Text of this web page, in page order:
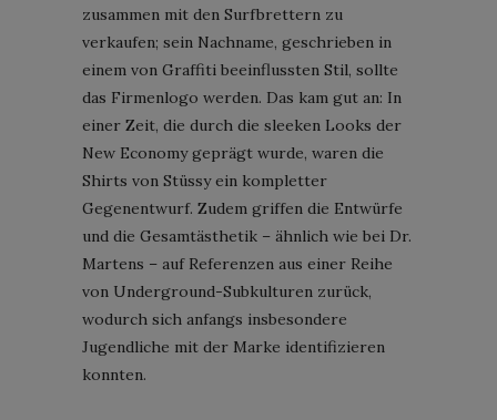
zusammen mit den Surfbrettern zu
verkaufen; sein Nachname, geschrieben in
einem von Graffiti beeinflussten Stil, sollte
das Firmenlogo werden. Das kam gut an: In
einer Zeit, die durch die sleeken Looks der
New Economy geprägt wurde, waren die
Shirts von Stüssy ein kompletter
Gegenentwurf. Zudem griffen die Entwürfe
und die Gesamtästhetik – ähnlich wie bei Dr.
Martens – auf Referenzen aus einer Reihe
von Underground-Subkulturen zurück,
wodurch sich anfangs insbesondere
Jugendliche mit der Marke identifizieren
konnten.